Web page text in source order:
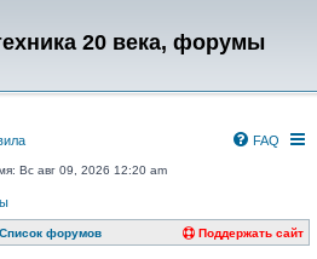
20 века, форумы
FAQ
Вс авг 09, 2026 12:20 am
Список форумов Поддержать сайт